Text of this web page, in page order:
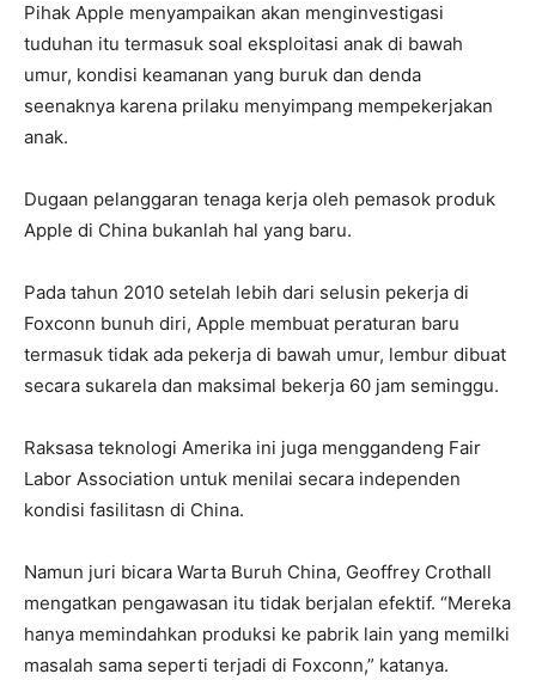
Pihak Apple menyampaikan akan menginvestigasi
tuduhan itu termasuk soal eksploitasi anak di bawah
umur, kondisi keamanan yang buruk dan denda
seenaknya karena prilaku menyimpang mempekerjakan
anak.
Dugaan pelanggaran tenaga kerja oleh pemasok produk
Apple di China bukanlah hal yang baru.
Pada tahun 2010 setelah lebih dari selusin pekerja di
Foxconn bunuh diri, Apple membuat peraturan baru
termasuk tidak ada pekerja di bawah umur, lembur dibuat
secara sukarela dan maksimal bekerja 60 jam seminggu.
Raksasa teknologi Amerika ini juga menggandeng Fair
Labor Association untuk menilai secara independen
kondisi fasilitasn di China.
Namun juri bicara Warta Buruh China, Geoffrey Crothall
mengatkan pengawasan itu tidak berjalan efektif. “Mereka
hanya memindahkan produksi ke pabrik lain yang memilki
masalah sama seperti terjadi di Foxconn,” katanya.